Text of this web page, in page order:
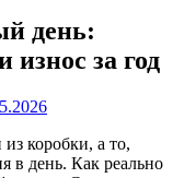
день:
износ за год
коробки, а то,
в день. Как реально